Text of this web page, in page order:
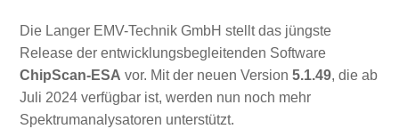
Die Langer EMV-Technik GmbH stellt das jüngste
Release der entwicklungsbegleitenden Software
ChipScan-ESA vor. Mit der neuen Version 5.1.49, die ab
Juli 2024 verfügbar ist, werden nun noch mehr
Spektrumanalysatoren unterstützt.